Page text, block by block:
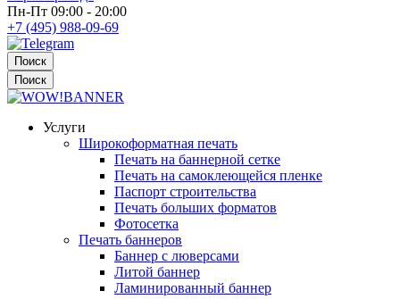
Пн-Пт 09:00 - 20:00
+7 (495) 988-09-69
Поиск
Поиск
Услуги
Широкоформатная печать
Печать на баннерной сетке
Печать на самоклеющейся пленке
Паспорт строительства
Печать больших форматов
Фотосетка
Печать баннеров
Баннер с люверсами
Литой баннер
Ламинированный баннер